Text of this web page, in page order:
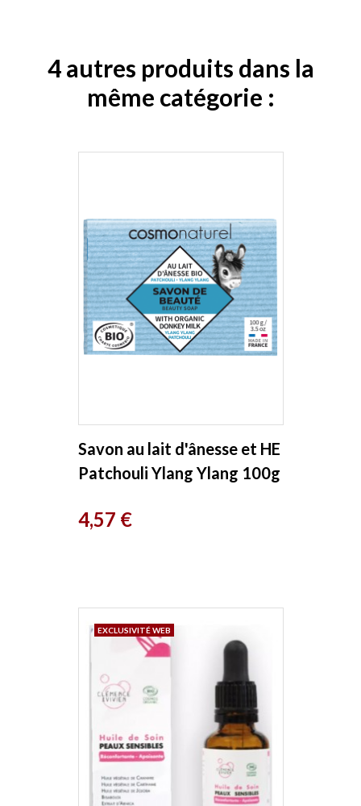
4 autres produits dans la
même catégorie :
Savon au lait d'ânesse et HE
Patchouli Ylang Ylang 100g
Prix
4,57 €
EXCLUSIVITÉ WEB